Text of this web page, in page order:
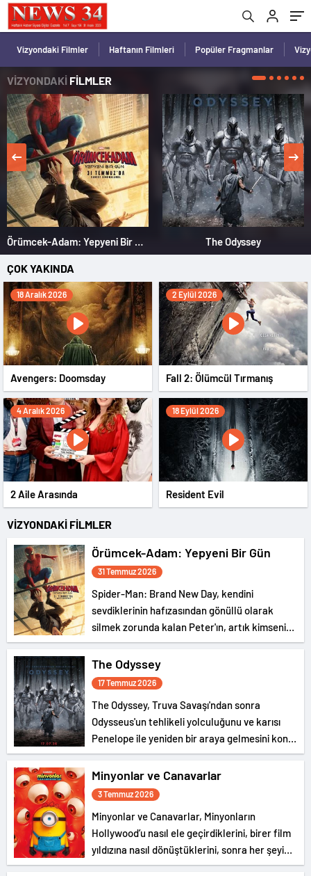
Vizyondaki Filmler Haftanın Filmleri Popüler Fragmanlar
VİZYONDAKİ FİLMLER
Örümcek-Adam: Yepyeni Bir Gün The Odyssey
ÇOK YAKINDA
18 Aralık 2026
Avengers: Doomsday
2 Eylül 2026
Fall 2: Ölümcül Tırmanış
4 Aralık 2026
2 Aile Arasında
18 Eylül 2026
Resident Evil
VİZYONDAKİ FİLMLER
Örümcek-Adam: Yepyeni Bir Gün
31 Temmuz 2026
Spider-Man: Brand New Day, kendini
sevdiklerinin hafızasından gönüllü olarak
silmek zorunda kalan Peter'ın, artık kimsenin
gerçek kimliğini bilmediği New York
sokaklarında tek başına suçla savaşırken,
yaşamaya başladığı fiziksel değişimle
boğuşmasını anlatıyor.
The Odyssey
17 Temmuz 2026
The Odyssey, Truva Savaşı'ndan sonra
Odysseus'un tehlikeli yolculuğunu ve karısı
Penelope ile yeniden bir araya gelmesini konu
ediyor.
Minyonlar ve Canavarlar
3 Temmuz 2026
Minyonlar ve Canavarlar, Minyonların
Hollywood’u nasıl ele geçirdiklerini, birer film
yıldızına nasıl dönüştüklerini, sonra her şeyi
nasıl berbat ettiklerini ve dünyaya canavarlar